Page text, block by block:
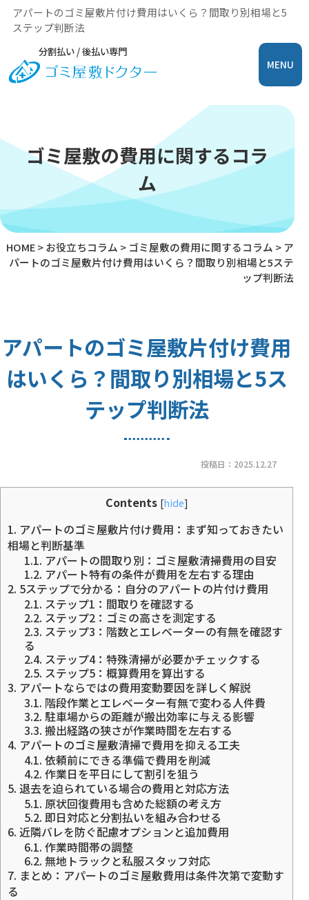
アパートのゴミ屋敷片付け費用はいくら？間取り別相場と5
ステップ判断法
分割払い / 後払い専門
MENU
ゴミ屋敷の費用に関するコラ
ム
HOME>お役立ちコラム > ゴミ屋敷の費用に関するコラム > ア
パートのゴミ屋敷片付け費用はいくら？間取り別相場と5ステ
ップ判断法
アパートのゴミ屋敷片付け費用
はいくら？間取り別相場と5ス
テップ判断法
投稿日： 2025.12.27
Contents [hide]
1. アパートのゴミ屋敷片付け費用：まず知っておきたい
相場と判断基準
1.1. アパートの間取り別：ゴミ屋敷清掃費用の目安
1.2. アパート特有の条件が費用を左右する理由
2. 5ステップで分かる：自分のアパートの片付け費用
2.1. ステップ1：間取りを確認する
2.2. ステップ2：ゴミの高さを測定する
2.3. ステップ3：階数とエレベーターの有無を確認す
る
2.4. ステップ4：特殊清掃が必要かチェックする
2.5. ステップ5：概算費用を算出する
3. アパートならではの費用変動要因を詳しく解説
3.1. 階段作業とエレベーター有無で変わる人件費
3.2. 駐車場からの距離が搬出効率に与える影響
3.3. 搬出経路の狭さが作業時間を左右する
4. アパートのゴミ屋敷清掃で費用を抑える工夫
4.1. 依頼前にできる準備で費用を削減
4.2. 作業日を平日にして割引を狙う
5. 退去を迫られている場合の費用と対応方法
5.1. 原状回復費用も含めた総額の考え方
5.2. 即日対応と分割払いを組み合わせる
6. 近隣バレを防ぐ配慮オプションと追加費用
6.1. 作業時間帯の調整
6.2. 無地トラックと私服スタッフ対応
7. まとめ：アパートのゴミ屋敷費用は条件次第で変動す
る